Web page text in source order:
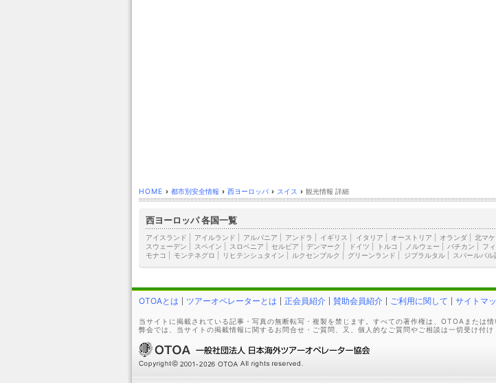
HOME › 都市別安全情報 › 西ヨーロッパ › スイス › 観光情報 詳細
西ヨーロッパ 各国一覧
アイスランド アイルランド アルバニア アンドラ イギリス イタリア オーストリア オランダ| 北マ
スウェーデン
スペイン スロベニア セルビア デンマーク ドイツ トルコ ノルウェー バチカン フ
モナコ
モンテネグロ リヒテンシュタイン ルクセンブルク グリーンランド ジブラルタル| スバールバ
OTOAとは ツアーオペレーターとは 正会員紹介 賛助会員紹介 ご利用に関して サイトマ
当サイトに掲載されている記事・写真の無断転写・複製を禁じます。すべての著作権は、OTOAまたは情
弊会では、当サイトの掲載情報に関するお問合せ・ご質問、又、個人的なご質問やご相談は一切受け付